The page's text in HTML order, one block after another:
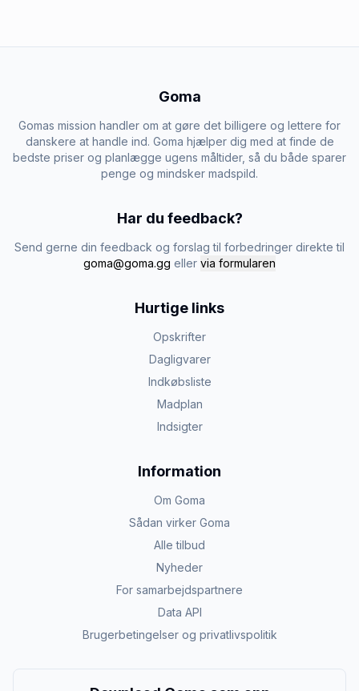
Goma
Gomas mission handler om at gøre det billigere og lettere for
danskere at handle ind. Goma hjælper dig med at finde de
bedste priser og planlægge ugens måltider, så du både sparer
penge og mindsker madspild.
Har du feedback?
Send gerne din feedback og forslag til forbedringer direkte til
goma@goma.gg eller via formularen
Hurtige links
Opskrifter
Dagligvarer
Indkøbsliste
Madplan
Indsigter
Information
Om Goma
Sådan virker Goma
Alle tilbud
Nyheder
For samarbejdspartnere
Data API
Brugerbetingelser og privatlivspolitik